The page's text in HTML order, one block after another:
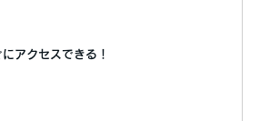
アクセスできる！